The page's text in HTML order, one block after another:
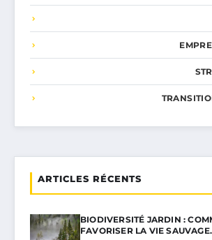
ARTICLES RÉCENTS
BIODIVERSITÉ JARDIN :
FAVORISER LA VIE